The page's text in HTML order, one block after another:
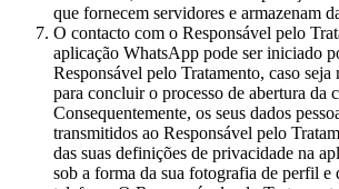
que fornecem servidores e armazenam
O contacto com o Responsável pelo
aplicação WhatsApp pode ser iniciado
Responsável pelo Tratamento, caso seja
para concluir o processo de abertura da
Consequentemente, os seus dados
transmitidos ao Responsável pelo
das suas definições de privacidade na
sob a forma da sua fotografia de perfil e